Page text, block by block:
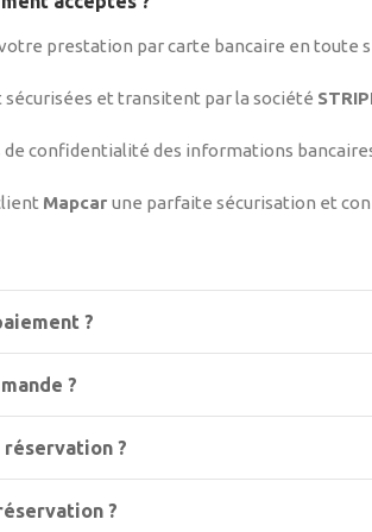
prestation par carte bancaire en
et transitent par la société
confidentialité des informations
Mapcar une parfaite sécurisation et
?
?
?
?